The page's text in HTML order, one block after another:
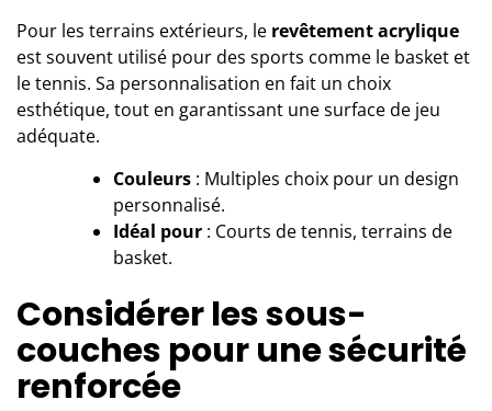
Pour les terrains extérieurs, le revêtement acrylique
est souvent utilisé pour des sports comme le basket et
le tennis. Sa personnalisation en fait un choix
esthétique, tout en garantissant une surface de jeu
adéquate.
Couleurs : Multiples choix pour un design
personnalisé.
Idéal pour : Courts de tennis, terrains de
basket.
Considérer les sous-
couches pour une sécurité
renforcée